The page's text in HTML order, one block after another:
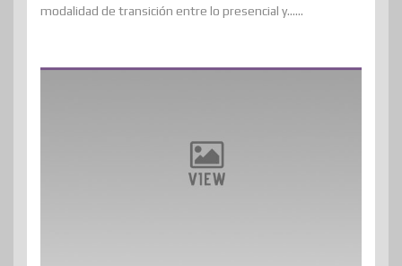
modalidad de transición entre lo presencial y......